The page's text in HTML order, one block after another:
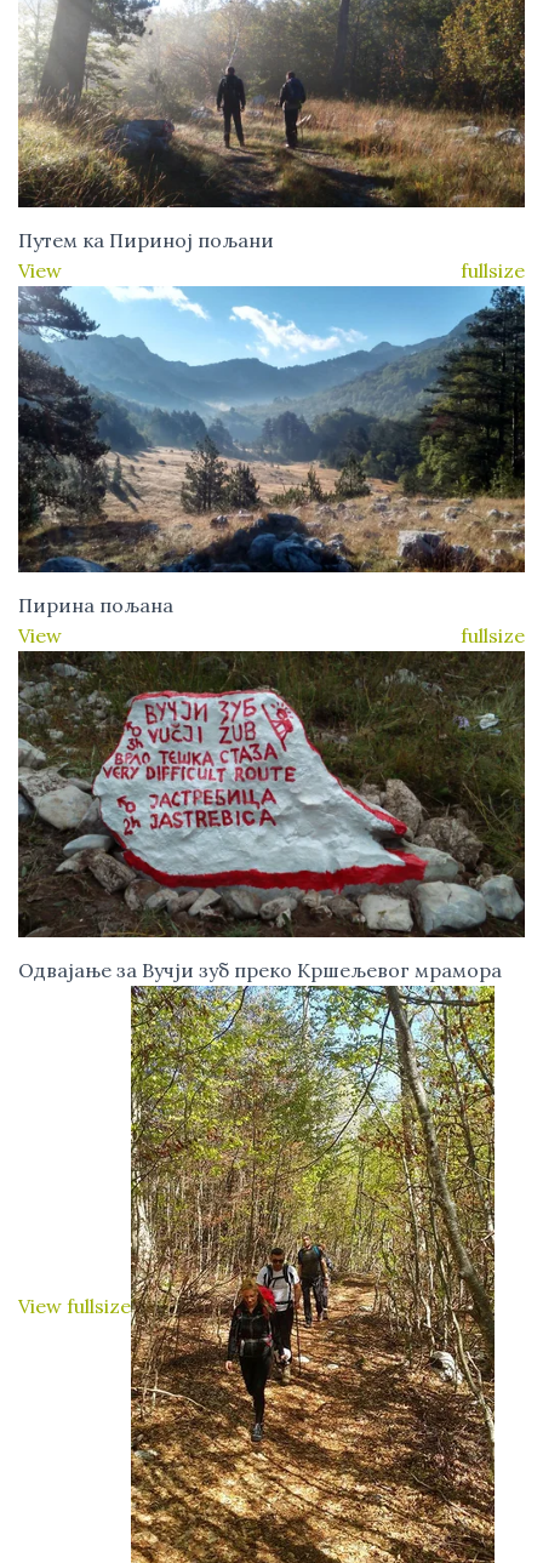
Путем ка Пириној пољани
View fullsize
Пирина пољана
View fullsize
Одвајање за Вучји зуб преко Кршељевог мрамора
View fullsize